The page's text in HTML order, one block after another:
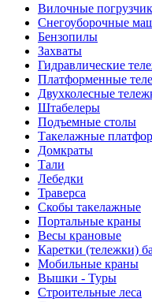
Вилочные
Снегоуборочные
Бензопилы
Захваты
Гидравлические
Платформенные
Двухколесные
Штабелеры
Подъемные столы
Такелажные
Домкраты
Тали
Лебедки
Траверса
Скобы такелажные
Портальные краны
Весы крановые
Каретки (тележки)
Мобильные краны
Вышки - Туры
Строительные леса